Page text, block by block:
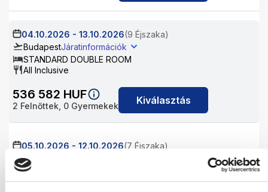
04.10.2026 - 13.10.2026(9 Éjszaka)
BudapestJáratinformációk
STANDARD DOUBLE ROOM
All Inclusive
536 582 HUF
2 Felnőttek, 0 Gyermekek Kiválasztás
05.10.2026 - 12.10.2026(7 Éjszaka)
Budapest
STANDARD DOUBLE ROOM
All Inclusive